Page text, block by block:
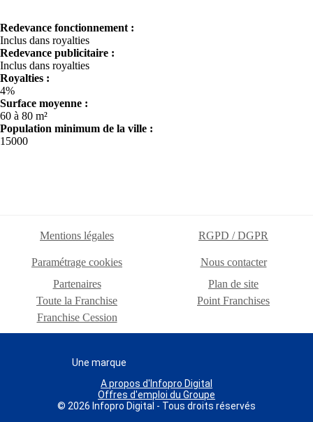
Redevance fonctionnement :
Inclus dans royalties
Redevance publicitaire :
Inclus dans royalties
Royalties :
4%
Surface moyenne :
60 à 80 m²
Population minimum de la ville :
15000
Mentions légales RGPD / DGPR
Paramétrage cookies
Nous contacter
Partenaires
Plan de site
Toute la Franchise
Point Franchises
Franchise Cession
Une marque
A propos d'Infopro Digital
Offres d'emploi du Groupe
© 2026 Infopro Digital - Tous droits réservés